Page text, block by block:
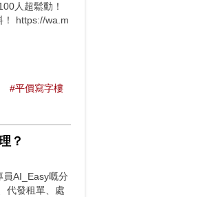
人超鬆動！
！ https://wa.m
#平價寫字樓
？
員AI_Easy嘅分
代發租單、處